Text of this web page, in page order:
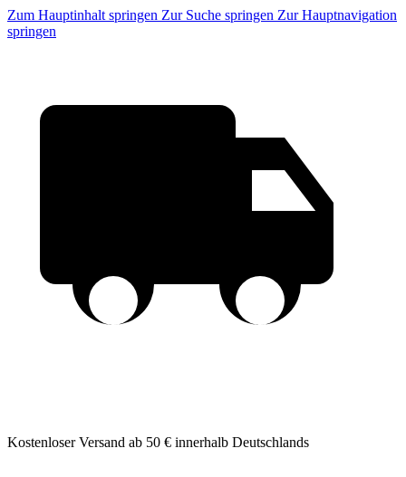
Zum Hauptinhalt springen Zur Suche springen Zur Hauptnavigation
springen
Kostenloser Versand ab 50 € innerhalb Deutschlands